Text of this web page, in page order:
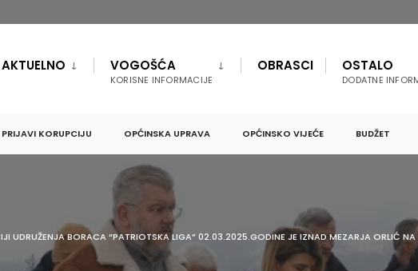
AKTUELNO VOGOŠĆA
KORISNE INFORMACIJE
OBRASCI OSTALO
DODATNE
PRIJAVI KORUPCIJU OPĆINSKA UPRAVA OPĆINSKO VIJEĆE BUDŽET
UDRUŽENJA BORACA “PATRIOTSKA LIGA” 02.03.2025.GODINE JE IZNAD MEZARJA ORLIĆ